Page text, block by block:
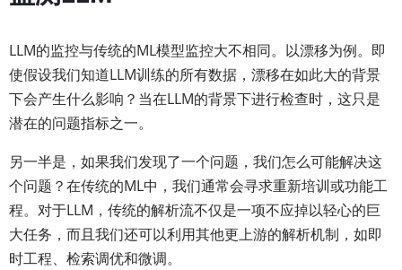
LLM的监控与传统的ML模型监控大不相同。以漂移为例。即
使假设我们知道LLM训练的所有数据，漂移在如此大的背景
下会产生什么影响？当在LLM的背景下进行检查时，这只是
潜在的问题指标之一。
另一半是，如果我们发现了一个问题，我们怎么可能解决这
个问题？在传统的ML中，我们通常会寻求重新培训或功能工
程。对于LLM，传统的解析流不仅是一项不应掉以轻心的巨
大任务，而且我们还可以利用其他更上游的解析机制，如即
时工程、检索调优和微调。